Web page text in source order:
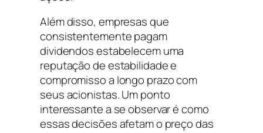
Além disso, empresas que
consistentemente pagam
dividendos estabelecem uma
reputação de estabilidade e
compromisso a longo prazo com
seus acionistas. Um ponto
interessante a se observar é como
essas decisões afetam o preço das